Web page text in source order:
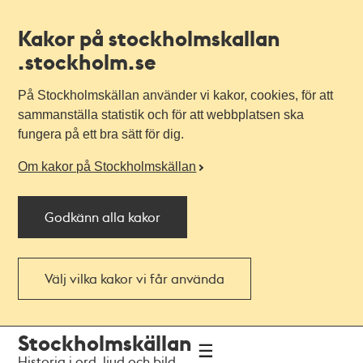
Kakor på stockholmskallan
.stockholm.se
På Stockholmskällan använder vi kakor, cookies, för att
sammanställa statistik och för att webbplatsen ska
fungera på ett bra sätt för dig.
Om kakor på Stockholmskällan
Godkänn alla kakor
Välj vilka kakor vi får använda
navigationen
huvudinnehållet
Stockholmskällan